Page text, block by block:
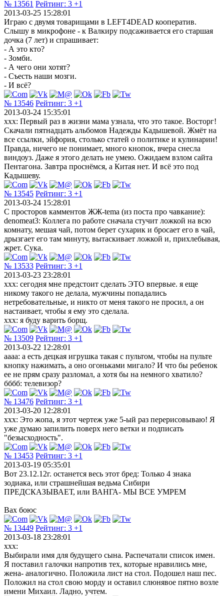
№ 13561 Рейтинг: 3 +1
2013-03-25 15:28:01
Играю с двумя товарищами в LEFT4DEAD кооператив.
Cлышу в микрофоне - к Валкиру подсаживается его старшая
дочка (7 лет) и спрашивает:
- А это кто?
- Зомби.
- А чего они хотят?
- Съесть наши мозги.
- И всё?
№ 13546 Рейтинг: 3 +1
2013-03-24 15:35:01
xxx: Первый раз в жизни мама узнала, что это такое. Восторг!
Скачали пятнадцать альбомов Надежды Кадышевой. Жмёт на
все ссылки, эйфория, столько статей о политике и кулинарии!
Правда, ничего не понимает, много кнопок, вчера снесла
виндоуз. Даже я этого делать не умею. Ожидаем взлом сайта
Пентагона. Завтра проснёмся, а Китая нет. И всё это под
Кадышеву.
№ 13545 Рейтинг: 3 +1
2013-03-24 15:28:01
С просторов камментов ЖЖ-tema (из поста про чавкание):
denomeat3: Коллега по работе сначала стучит ложкой на всю
комнату, мешая чай, потом берет сухарик и бросает его в чай,
дрызгает его там минуту, вытаскивает ложкой и, прихлебывая,
жрет. Сука.
№ 13533 Рейтинг: 3 +1
2013-03-23 23:28:01
xxx: сегодня мне предстоит сделать ЭТО впервые. я еще
никому такого не делала, мужчины попадались
нетребовательные, и никто от меня такого не просил, а он
настаивает, чтобы я ему это сделала.
xxx: я буду варить борщ.
№ 13509 Рейтинг: 3 +1
2013-03-22 12:28:01
аааа: а есть децкая игрушка такая с пультом, чтобы на пульте
кнопку нажимать, а оно огоньками мигало? И что бы ребенок
ее не прям сразу разломал, а хотя бы на немного хватило?
бббб: телевизор?
№ 13476 Рейтинг: 3 +1
2013-03-20 12:28:01
xxx: Это жопа, я этот чертеж уже 5-ый раз перерисовываю! Я
уже думаю запилить поверх него ветки и подписать
"безысходность".
№ 13453 Рейтинг: 3 +1
2013-03-19 05:35:01
Вот 23.12.12г. останется весь этот бред: Только 4 знака
зодиака, или страшнейшая ведьма Сибири
ПРЕДСКАЗЫВАЕТ, или ВАНГА- МЫ ВСЕ УМРЕМ
Вах боюс
№ 13449 Рейтинг: 3 +1
2013-03-18 23:28:01
xxx:
Выбирали имя для будущего сына. Распечатали список имен.
Я поставил галочки напротив тех, которые нравились мне,
жена- аналогично. Положила лист на стол. Подошел наш пес.
Положил на стол свою морду и оставил слюнявое пятно возле
имени Михаил. Ладно, учтем.